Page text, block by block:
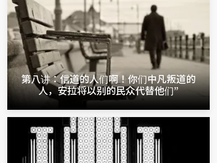
第八讲：信道的人们啊！你们中凡叛道的
人，安拉将以别的民众代替他们”